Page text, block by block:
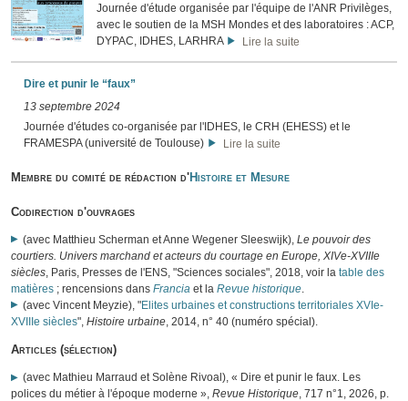
Journée d'étude organisée par l'équipe de l'ANR Privilèges,
avec le soutien de la MSH Mondes et des laboratoires : ACP,
DYPAC, IDHES, LARHRA
Lire la suite
Dire et punir le “faux”
13 septembre 2024
Journée d'études co-organisée par l'IDHES, le CRH (EHESS) et le
FRAMESPA (université de Toulouse)
Lire la suite
Membre du comité de rédaction d'Histoire et Mesure
Codirection d'ouvrages
(avec Matthieu Scherman et Anne Wegener Sleeswijk), Le pouvoir des
courtiers. Univers marchand et acteurs du courtage en Europe, XIVe-XVIIIe
siècles , Paris, Presses de l'ENS, "Sciences sociales", 2018, voir la table des
matières ; rencensions dans Francia et la Revue historique
(avec Vincent Meyzie), "Elites urbaines et constructions territoriales XVIe-
XVIIIe siècles", Histoire urbaine , 2014, n° 40 (numéro spécial).
Articles (sélection)
(avec Mathieu Marraud et Solène Rivoal), « Dire et punir le faux. Les
polices du métier à l'époque moderne », Revue Historique, 717 n°1, 2026, p.